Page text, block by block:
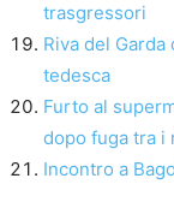
trasgressori
Riva del
tedesca
Furto al
dopo fuga tra i
Incontro a